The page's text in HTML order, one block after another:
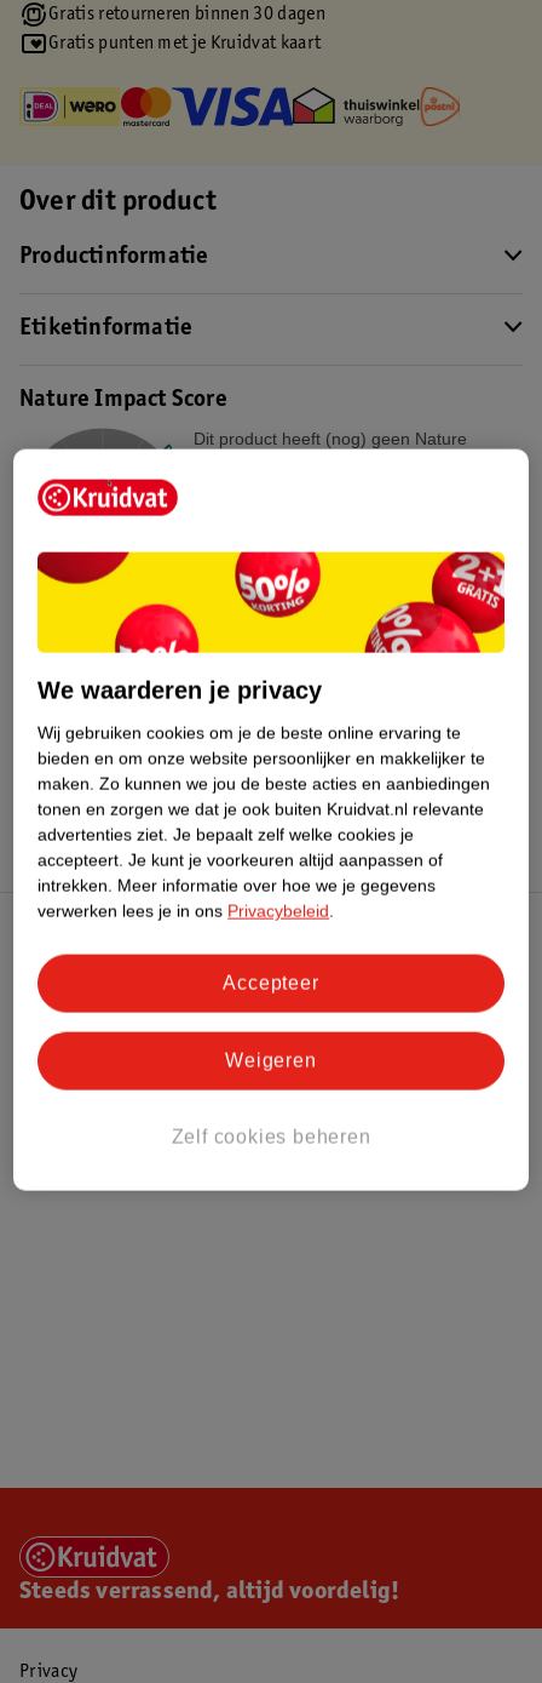
Gratis retourneren binnen 30 dagen
Gratis punten met je Kruidvat kaart
Over dit product
Productinformatie
Etiketinformatie
Nature Impact Score
Dit product heeft (nog) geen Nature
Bestel & Bezorginformatie
Bekijk ook
MeerElnett Alle Haarlak
Hoe controleren wij de reviews?
Klantenservice
Over Kruidvat
Steeds verrassend, altijd voordelig!
Privacy
We waarderen je privacy
Wij gebruiken cookies om je de beste online ervaring te
bieden en om onze website persoonlijker en makkelijker te
maken. Zo kunnen we jou de beste acties en aanbiedingen
tonen en zorgen we dat je ook buiten Kruidvat.nl relevante
advertenties ziet. Je bepaalt zelf welke cookies je
accepteert. Je kunt je voorkeuren altijd aanpassen of
intrekken. Meer informatie over hoe we je gegevens
verwerken lees je in ons Privacybeleid.
Zelf cookies beheren
Weigeren
Accepteer